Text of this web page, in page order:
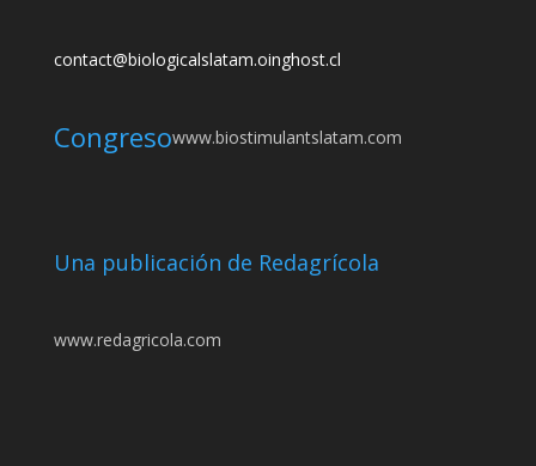
contact@biologicalslatam.oinghost.cl
Congresowww.biostimulantslatam.com
Una publicación de Redagrícola
www.redagricola.com